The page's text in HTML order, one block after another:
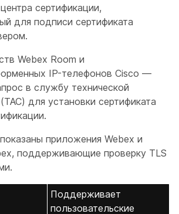
сертификации,
для подписи сертификата
Webex Room и
IP-телефонов Cisco —
в службу технической
для установки сертификата
приложения Webex и
поддерживающие проверку TLS
Поддерживает
пользовательские